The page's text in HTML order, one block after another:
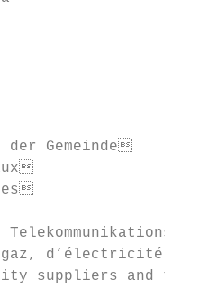
der
und
gaz, d’électricité et
suppliers and